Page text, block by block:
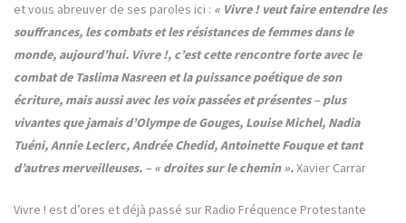
et vous abreuver de ses paroles ici : « Vivre ! veut faire entendre les
souffrances, les combats et les résistances de femmes dans le
monde, aujourd’hui. Vivre !, c’est cette rencontre forte avec le
combat de Taslima Nasreen et la puissance poétique de son
écriture, mais aussi avec les voix passées et présentes – plus
vivantes que jamais d’Olympe de Gouges, Louise Michel, Nadia
Tuéni, Annie Leclerc, Andrée Chedid, Antoinette Fouque et tant
d’autres merveilleuses. – « droites sur le chemin ».Xavier Carrar
Vivre ! est d’ores et déjà passé sur Radio Fréquence Protestante